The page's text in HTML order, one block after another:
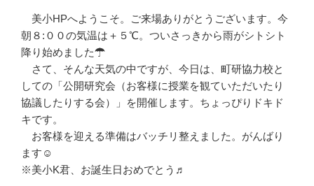
美小HPへようこそ。ご来場ありがとうございます。今
朝８:００の気温は＋５℃。ついさっきから雨がシトシト
降り始めました☂
さて、そんな天気の中ですが、今日は、町研協力校と
しての「公開研究会（お客様に授業を観ていただいたり
協議したりする会）」を開催します。ちょっぴりドキド
キです。
お客様を迎える準備はバッチリ整えました。がんばり
ます☺
※美小K君、お誕生日おめでとう♬